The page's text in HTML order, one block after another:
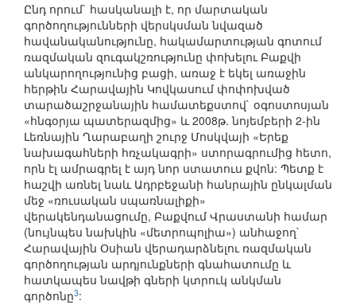
Ընդ որում` հասկանալի է, որ մարտական
գործողությունների վերսկսման նվազած
հավանականությունը, հակամարտության գոտում
ռազմական զուգակշռությունը փոխելու Բաքվի
անկարողությունից բացի, առաջ է եկել առաջին
հերթին Հարավային Կովկասում փոփոխված
տարածաշրջանային համատեքստով` օգոստոսյան
«հնգօրյա պատերազմից» և 2008թ. նոյեմբերի 2-ին
Լեռնային Ղարաբաղի շուրջ Մոսկվայի «Երեք
նախագահների հռչակագրի» ստորագրումից հետո,
որն էլ ամրագրել է այդ նոր ստատուս քվոն: Պետք է
հաշվի առնել նաև Ադրբեջանի հանրային ընկալման
մեջ «ռուսական սպառնալիքի»
վերակենդանացումը, Բաքվում Վրաստանի համար
(նույնպես նախկին «մետրոպոլիա») անհաջող`
Հարավային Օսիան վերադարձնելու ռազմական
գործողության արդյունքների գնահատումը և
հատկապես նավթի գների կտրուկ անկման
գործոնը3: